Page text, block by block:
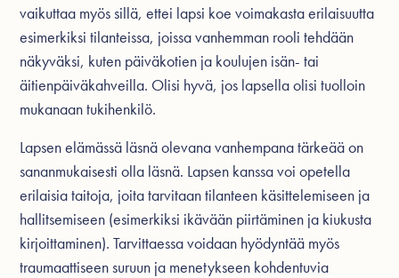
vaikuttaa myös sillä, ettei lapsi koe voimakasta erilaisuutta
esimerkiksi tilanteissa, joissa vanhemman rooli tehdään
näkyväksi, kuten päiväkotien ja koulujen isän- tai
äitienpäiväkahveilla. Olisi hyvä, jos lapsella olisi tuolloin
mukanaan tukihenkilö.
Lapsen elämässä läsnä olevana vanhempana tärkeää on
sananmukaisesti olla läsnä. Lapsen kanssa voi opetella
erilaisia taitoja, joita tarvitaan tilanteen käsittelemiseen ja
hallitsemiseen (esimerkiksi ikävään piirtäminen ja kiukusta
kirjoittaminen). Tarvittaessa voidaan hyödyntää myös
traumaattiseen suruun ja menetykseen kohdentuvia